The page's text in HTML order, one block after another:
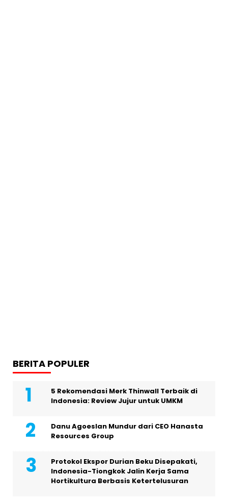
BERITA POPULER
5 Rekomendasi Merk Thinwall Terbaik di
Indonesia: Review Jujur untuk UMKM
Danu Agoeslan Mundur dari CEO Hanasta
Resources Group
Protokol Ekspor Durian Beku Disepakati,
Indonesia-Tiongkok Jalin Kerja Sama
Hortikultura Berbasis Ketertelusuran